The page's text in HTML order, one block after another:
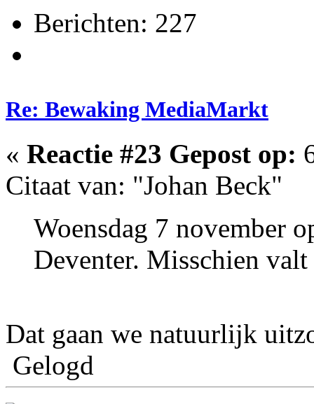
Berichten: 227
Re: Bewaking MediaMarkt
« Reactie #23 Gepost op:
Citaat van: "Johan Beck"
Woensdag 7 november
Deventer. Misschien
Dat gaan we natuurlijk
Gelogd